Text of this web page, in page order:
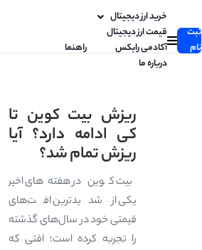
ثبت
نام
خرید ارز دیجیتال
قیمت ارز دیجیتال
آکادمی رابکس
راهنما
درباره ما
ریزش بیت کوین تا
کی ادامه دارد؟ آیا
ریزش تمام شد؟
بیت کوین در هفته‌های اخیر
یکی از شدیدترین افت‌های
قیمتی خود در سال‌های گذشته
را تجربه کرده است؛ افتی که